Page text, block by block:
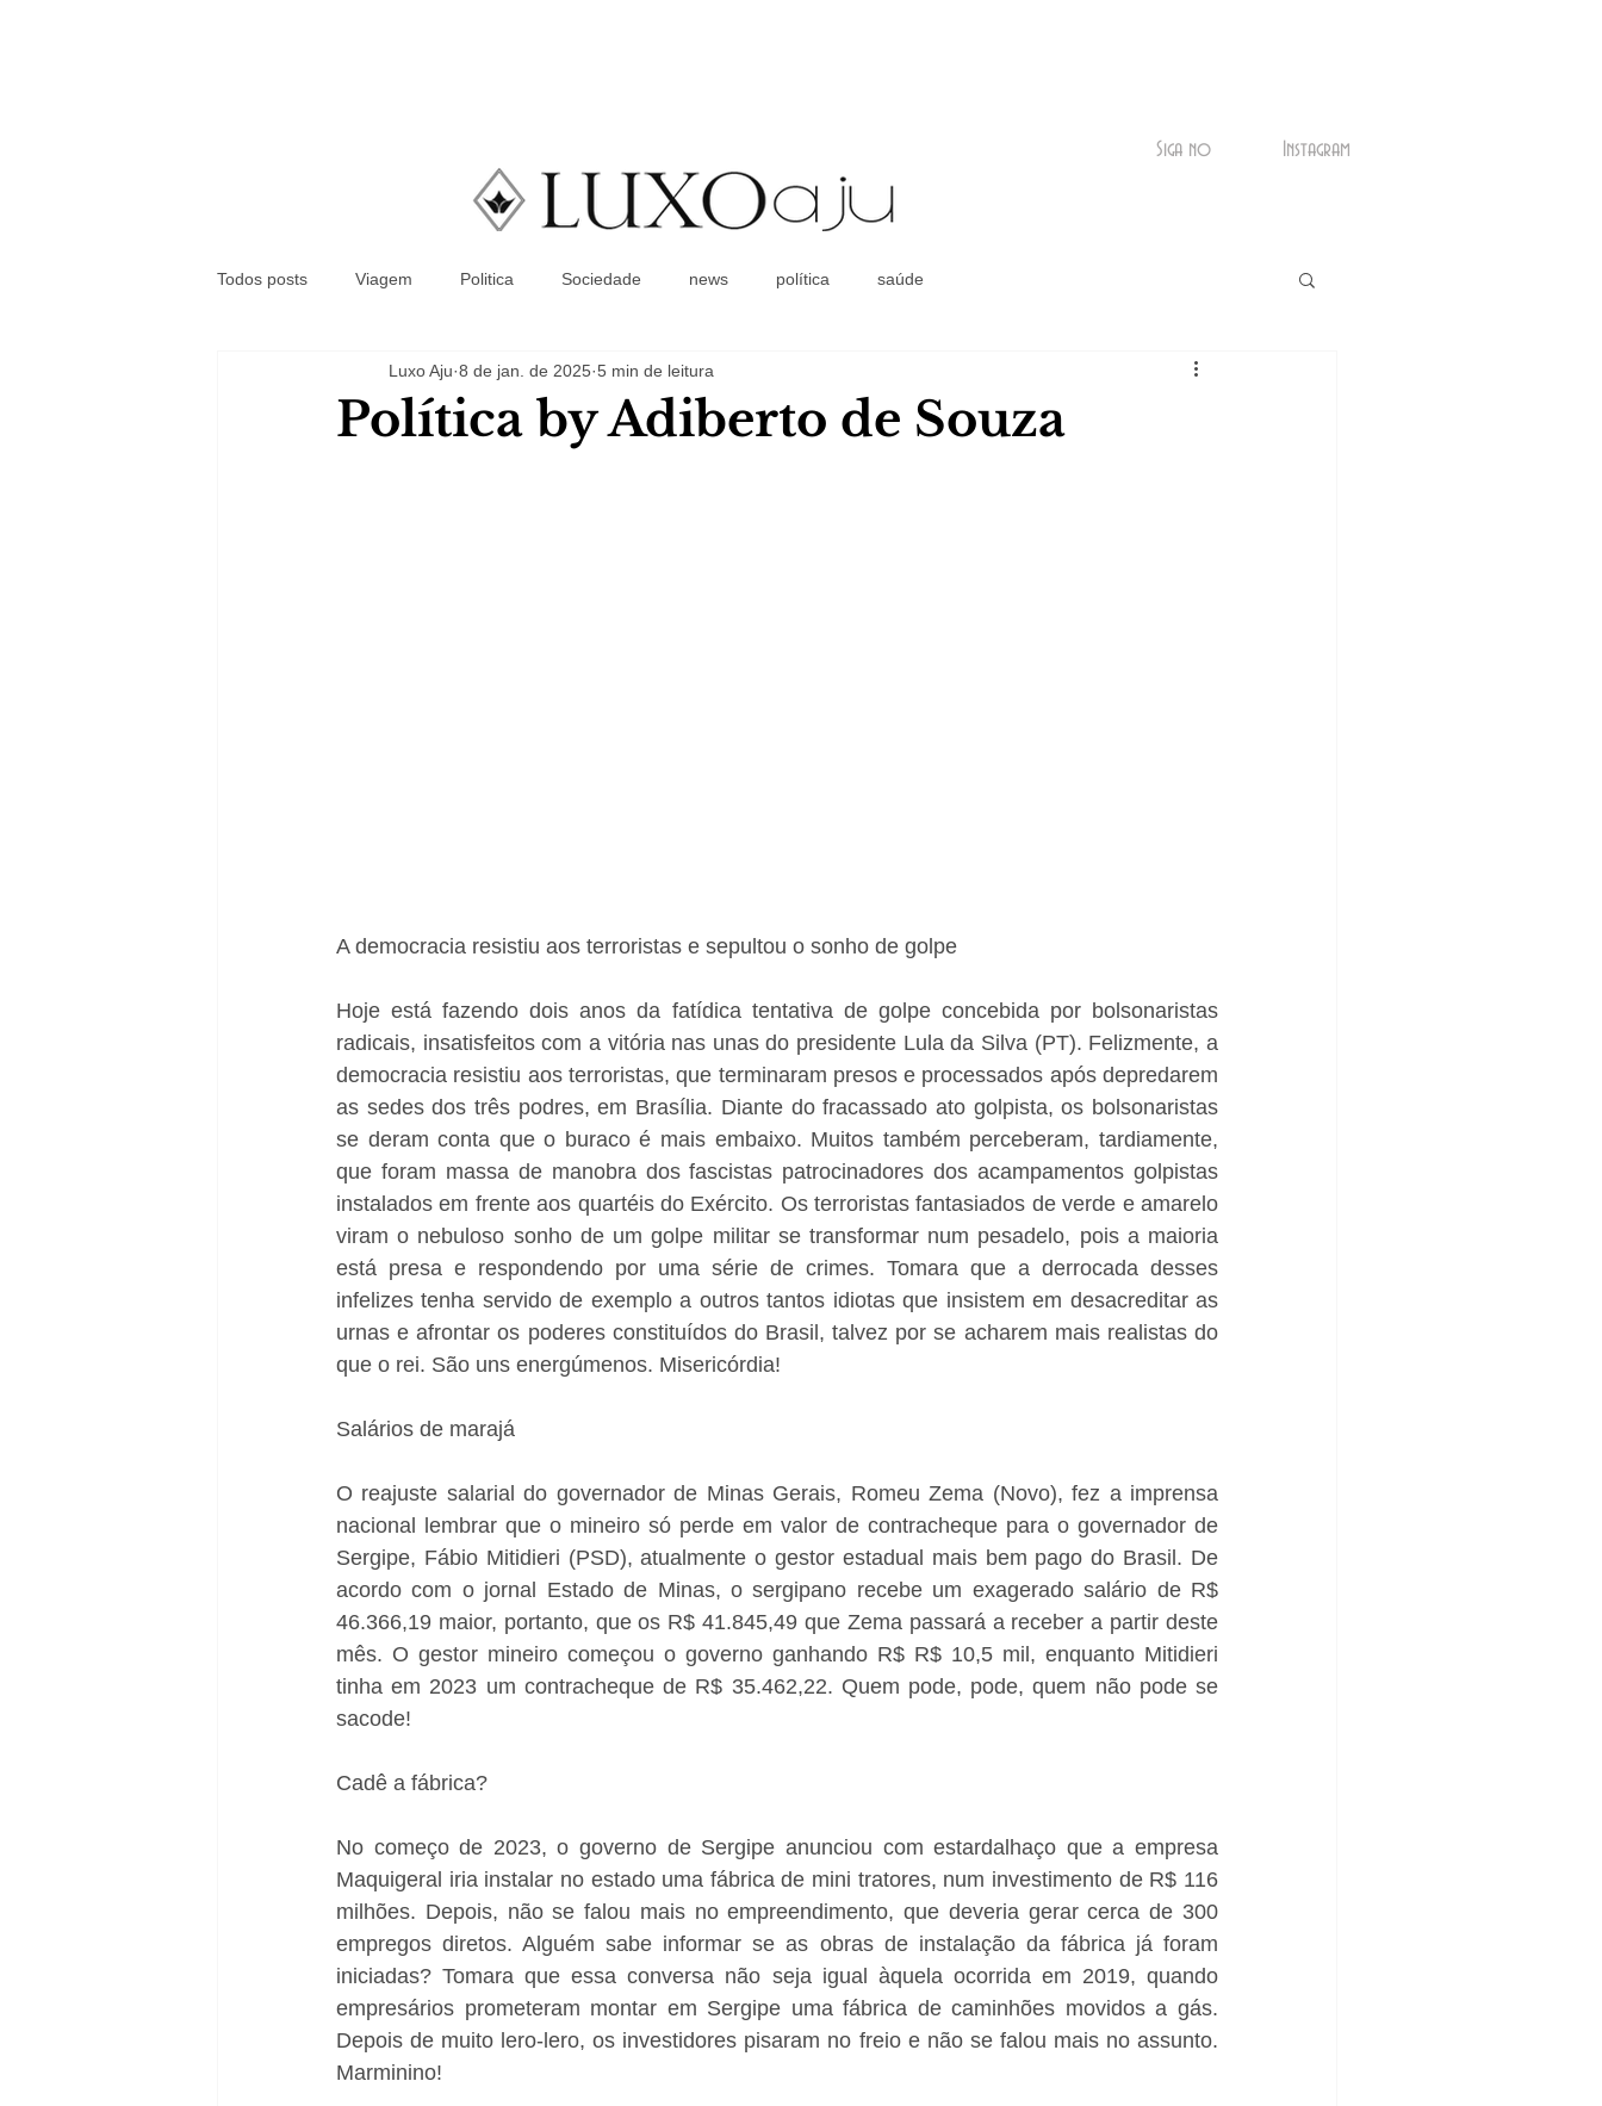
Coluna Social
Siga no Instagram
Todos posts Viagem Politica Sociedade news política saúde
Política by Adiberto de Souza
Luxo Aju 8 de jan. de 2025 5 min de leitura
A democracia resistiu aos terroristas e sepultou o sonho de golpe
Hoje está fazendo dois anos da fatídica tentativa de golpe concebida por bolsonaristas
radicais, insatisfeitos com a vitória nas unas do presidente Lula da Silva (PT). Felizmente, a
democracia resistiu aos terroristas, que terminaram presos e processados após depredarem
as sedes dos três podres, em Brasília. Diante do fracassado ato golpista, os bolsonaristas
se deram conta que o buraco é mais embaixo. Muitos também perceberam, tardiamente,
que foram massa de manobra dos fascistas patrocinadores dos acampamentos golpistas
instalados em frente aos quartéis do Exército. Os terroristas fantasiados de verde e amarelo
viram o nebuloso sonho de um golpe militar se transformar num pesadelo, pois a maioria
está presa e respondendo por uma série de crimes. Tomara que a derrocada desses
infelizes tenha servido de exemplo a outros tantos idiotas que insistem em desacreditar as
urnas e afrontar os poderes constituídos do Brasil, talvez por se acharem mais realistas do
que o rei. São uns energúmenos. Misericórdia!
Salários de marajá
O reajuste salarial do governador de Minas Gerais, Romeu Zema (Novo), fez a imprensa
nacional lembrar que o mineiro só perde em valor de contracheque para o governador de
Sergipe, Fábio Mitidieri (PSD), atualmente o gestor estadual mais bem pago do Brasil. De
acordo com o jornal Estado de Minas, o sergipano recebe um exagerado salário de R$
46.366,19 maior, portanto, que os R$ 41.845,49 que Zema passará a receber a partir deste
mês. O gestor mineiro começou o governo ganhando R$ R$ 10,5 mil, enquanto Mitidieri
tinha em 2023 um contracheque de R$ 35.462,22. Quem pode, pode, quem não pode se
sacode!
Cadê a fábrica?
No começo de 2023, o governo de Sergipe anunciou com estardalhaço que a empresa
Maquigeral iria instalar no estado uma fábrica de mini tratores, num investimento de R$ 116
milhões. Depois, não se falou mais no empreendimento, que deveria gerar cerca de 300
empregos diretos. Alguém sabe informar se as obras de instalação da fábrica já foram
iniciadas? Tomara que essa conversa não seja igual àquela ocorrida em 2019, quando
empresários prometeram montar em Sergipe uma fábrica de caminhões movidos a gás.
Depois de muito lero-lero, os investidores pisaram no freio e não se falou mais no assunto.
Marminino!